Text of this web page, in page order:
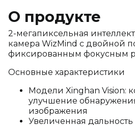
О продукте
2-мегапиксельная
камера WizMind с двойной
фиксированным фокусным
Основные характеристики
Модели Xinghan Vision:
улучшение
изображения
Увеличенная